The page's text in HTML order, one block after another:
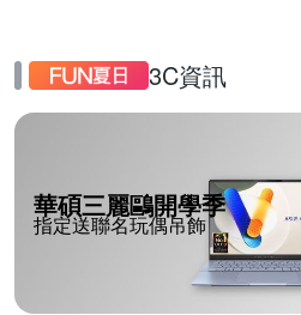
3C資訊
華碩三麗鷗開學季
指定送聯名玩偶吊飾